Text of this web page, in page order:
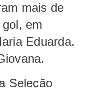
mais de
em
Eduarda,
Seleção